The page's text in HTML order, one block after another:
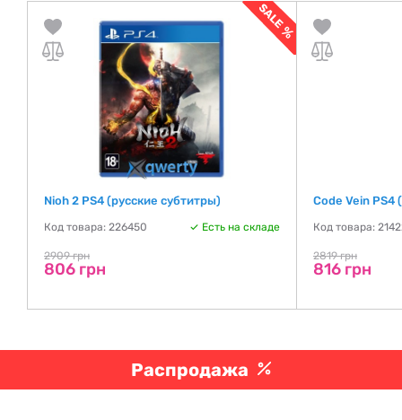
Nioh 2 PS4 (русские субтитры)
Код товара: 226450 Есть на складе
2909 грн
806 грн
Code Vein PS4
Код товара:
2819 грн
816 грн
Распродажа